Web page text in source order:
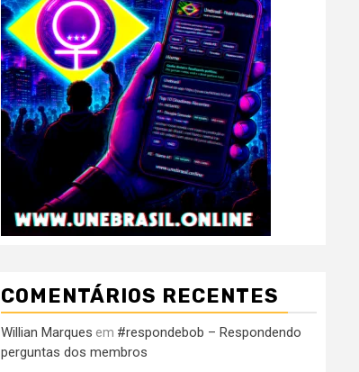
COMENTÁRIOS RECENTES
Willian Marques em #respondebob – Respondendo
perguntas dos membros